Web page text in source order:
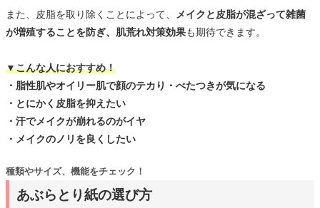
また、皮脂を取り除くことによって、 メイクと皮脂が混ざって雑菌
が増殖することを防ぎ、肌荒れ対策効果も期待できます。
▼こんな人におすすめ！
・脂性肌やオイリー肌で顔のテカり・べたつきが気になる
・とにかく皮脂を抑えたい
・汗でメイクが崩れるのがイヤ
・メイクのノリを良くしたい
あぶらとり紙の選び方
種類やサイズ、機能をチェック！